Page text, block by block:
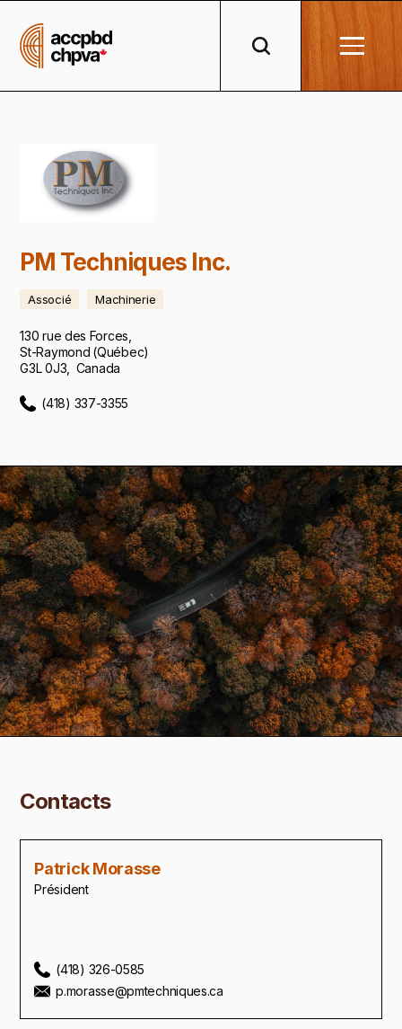
PM Techniques Inc.
Associé Machinerie
130 rue des Forces
St-Raymond (Québec)
G3L 0J3
Canada
(418) 337-3355
Contacts
Patrick Morasse
Président
(418) 326-0585
p.morasse@pmtechniques.ca